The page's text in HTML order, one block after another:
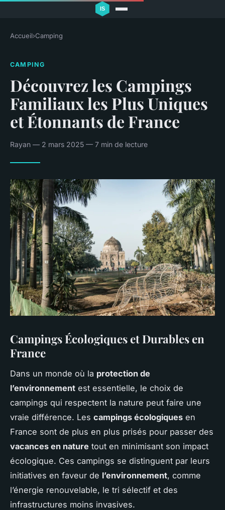
Accueil›Camping
CAMPING
Découvrez les Campings
Familiaux les Plus Uniques
et Étonnants de France
Rayan — 2 mars 2025 — 7 min de lecture
Campings Écologiques et Durables en
France
Dans un monde où la protection de
l’environnement est essentielle, le choix de
campings qui respectent la nature peut faire une
vraie différence. Les campings écologiques en
France sont de plus en plus prisés pour passer des
vacances en nature tout en minimisant son impact
écologique. Ces campings se distinguent par leurs
initiatives en faveur de l’environnement, comme
l’énergie renouvelable, le tri sélectif et des
infrastructures moins invasives.